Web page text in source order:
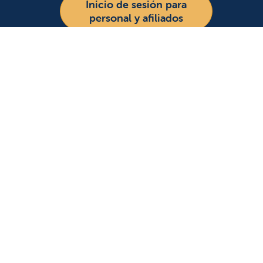
Inicio de sesión para
personal y afiliados